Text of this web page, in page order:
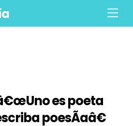
es poeta
poesÃ­aâ€